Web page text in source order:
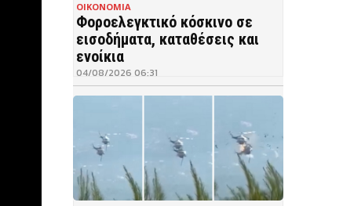
ΟΙΚΟΝΟΜΙΑ
Φοροελεγκτικό κόσκινο σε
εισοδήματα, καταθέσεις και
ενοίκια
04/08/2026 06:31